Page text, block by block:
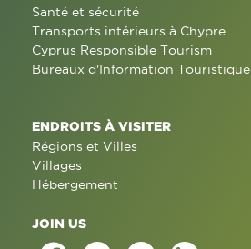
Santé et sécurité
Transports intérieurs à Chypre
Cyprus Responsible Tourism
Bureaux d'Information Touristique
ENDROITS À VISITER
Régions et Villes
Villages
Hébergement
JOIN US